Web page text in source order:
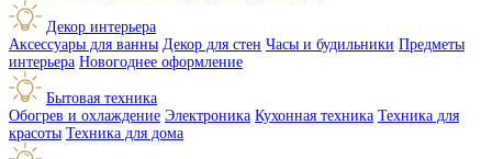
Декор интерьера
Аксессуары для ванны Декор для стен Часы и будильники Предметы
интерьера Новогоднее оформление
Бытовая техника
Обогрев и охлаждение Электроника Кухонная техника Техника для
красоты Техника для дома